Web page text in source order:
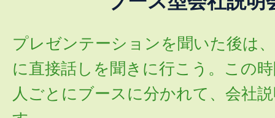
プレゼンテーションを聞いた後は
に直接話しを聞きに行こう。この
人ごとにブースに分かれて、会社